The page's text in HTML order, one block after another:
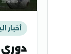
أخبار